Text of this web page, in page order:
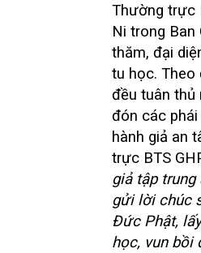
Thường trực
Ni trong
thăm, đại
tu học. Theo
đều tuân thủ
đón các
hành giả an
trực BTS
giả tập
gửi lời chúc
Đức Phật,
học, vun bồi